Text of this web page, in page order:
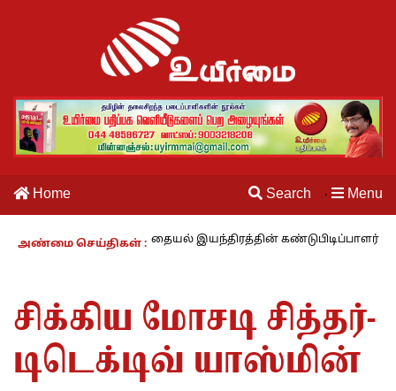
Home Search · Menu
அண்மை செய்திகள் :
காலம் – 27 : தையல் இயந்திரத்தின் கண்டுபிடிப்பாளர் யார்? -
சிக்கிய மோசடி சித்தர்-
டிடெக்டிவ் யாஸ்மின்